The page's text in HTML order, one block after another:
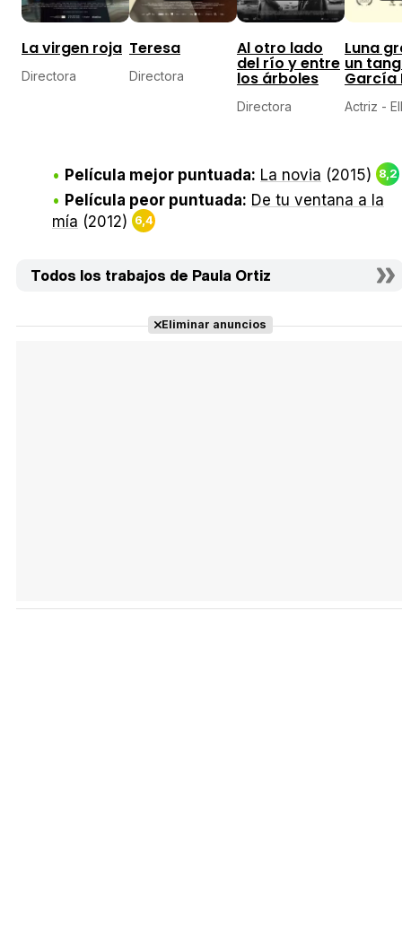
La virgen roja
Directora
Teresa
Directora
Al otro lado
del río y entre
los árboles
Directora
Luna
un
García
Actriz -
Película mejor puntuada: La novia (2015) 8,2
Película peor puntuada: De tu ventana a la
mía (2012) 6,4
Todos los trabajos de Paula Ortiz
Eliminar anuncios